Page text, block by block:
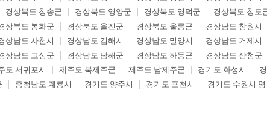
경상북도 청송군 경상북도 영양군 경상북도 영덕군 경상북도 청도
상북도 봉화군 경상북도 울진군 경상북도 울릉군 경상남도 창원시
상남도 사천시 경상남도 김해시 경상남도 밀양시 경상남도 거제시
상남도 고성군 경상남도 남해군 경상남도 하동군 경상남도 산청군
도 서귀포시 제주도 북제주군 제주도 남제주군 경기도 화성시
충청남도 계룡시 경기도 양주시 경기도 포천시 경기도 수원시